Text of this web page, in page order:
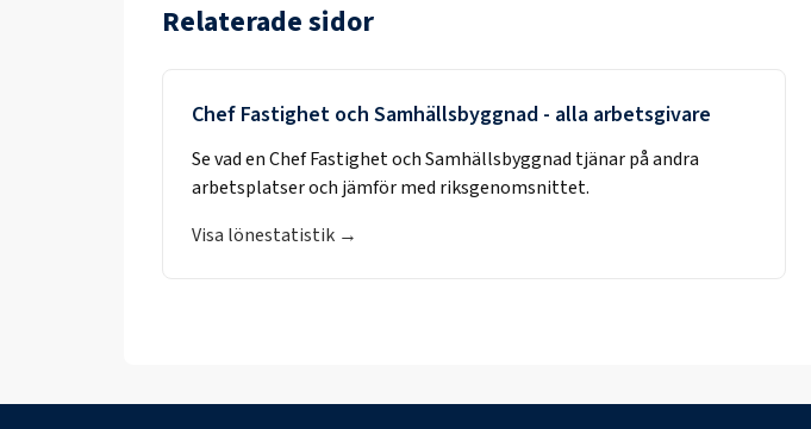
Relaterade sidor
Chef Fastighet och Samhällsbyggnad - alla arbetsgivare
Se vad enChef Fastighet och Samhällsbyggnad tjänar på andra
arbetsplatser och jämför med riksgenomsnittet.
Visa lönestatistik →